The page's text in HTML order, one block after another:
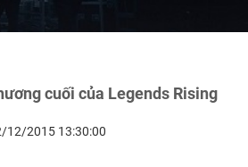
cuối của Legends Rising
12/2015 13:30:00